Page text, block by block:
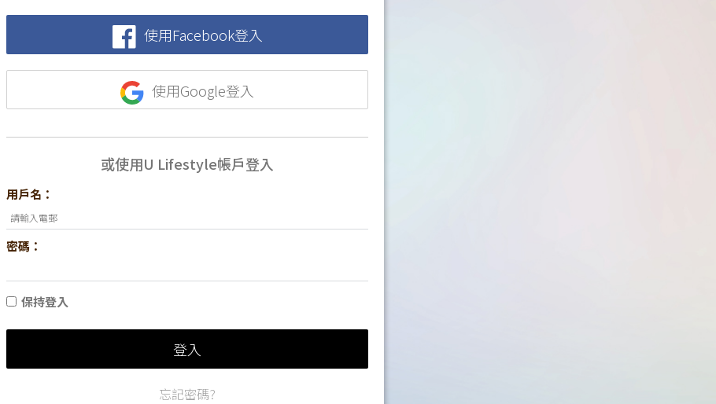
使用Facebook登入
使用Google登入
或使用U Lifestyle帳戶登入
用戶名：
密碼：
保持登入
登入
忘記密碼?